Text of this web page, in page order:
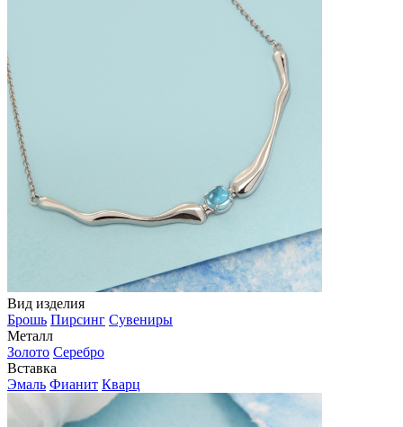
Вид изделия
Брошь Пирсинг Сувениры
Металл
Золото Серебро
Вставка
Эмаль Фианит Кварц